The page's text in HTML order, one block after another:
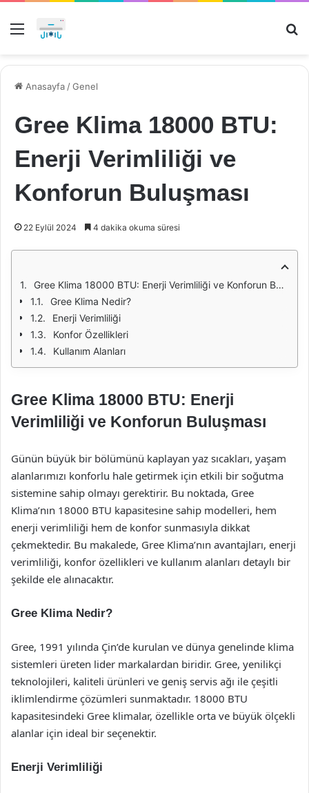
Menü
Anasayfa /Genel
Gree Klima 18000 BTU:
Enerji Verimliliği ve
Konforun Buluşması
22 Eylül 2024 4 dakika okuma süresi
Gree Klima 18000 BTU: Enerji Verimliliği ve Konforun Buluşması
Gree Klima Nedir?
Enerji Verimliliği
Konfor Özellikleri
Kullanım Alanları
Gree Klima 18000 BTU: Enerji
Verimliliği ve Konforun Buluşması
Günün büyük bir bölümünü kaplayan yaz sıcakları, yaşam
alanlarımızı konforlu hale getirmek için etkili bir soğutma
sistemine sahip olmayı gerektirir. Bu noktada, Gree
Klima’nın 18000 BTU kapasitesine sahip modelleri, hem
enerji verimliliği hem de konfor sunmasıyla dikkat
çekmektedir. Bu makalede, Gree Klima’nın avantajları, enerji
verimliliği, konfor özellikleri ve kullanım alanları detaylı bir
şekilde ele alınacaktır.
Gree Klima Nedir?
Gree, 1991 yılında Çin’de kurulan ve dünya genelinde klima
sistemleri üreten lider markalardan biridir. Gree, yenilikçi
teknolojileri, kaliteli ürünleri ve geniş servis ağı ile çeşitli
iklimlendirme çözümleri sunmaktadır. 18000 BTU
kapasitesindeki Gree klimalar, özellikle orta ve büyük ölçekli
alanlar için ideal bir seçenektir.
Enerji Verimliliği